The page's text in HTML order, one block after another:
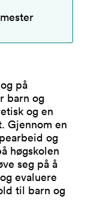
på
barn og
og en
Gjennom en
og
høgskolen
seg på å
evaluere
til barn og